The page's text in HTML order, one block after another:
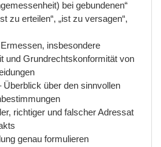
bei gebundenen“
zu erteilen“, „ist zu versagen“,
insbesondere
und Grundrechtskonformität von
Überblick über den sinnvollen
richtiger und falscher Adressat
genau formulieren